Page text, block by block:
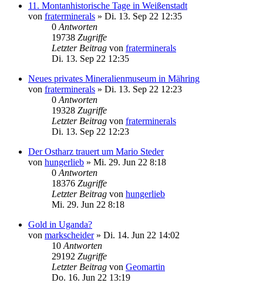
11. Montanhistorische Tage in Weißenstadt
von fraterminerals » Di. 13. Sep 22 12:35
0 Antworten
19738 Zugriffe
Letzter Beitrag von fraterminerals
Di. 13. Sep 22 12:35
Neues privates Mineralienmuseum in Mähring
von fraterminerals » Di. 13. Sep 22 12:23
0 Antworten
19328 Zugriffe
Letzter Beitrag von fraterminerals
Di. 13. Sep 22 12:23
Der Ostharz trauert um Mario Steder
von hungerlieb » Mi. 29. Jun 22 8:18
0 Antworten
18376 Zugriffe
Letzter Beitrag von hungerlieb
Mi. 29. Jun 22 8:18
Gold in Uganda?
von markscheider» Di. 14. Jun 22 14:02
10 Antworten
29192 Zugriffe
Letzter Beitrag von Geomartin
Do. 16. Jun 22 13:19